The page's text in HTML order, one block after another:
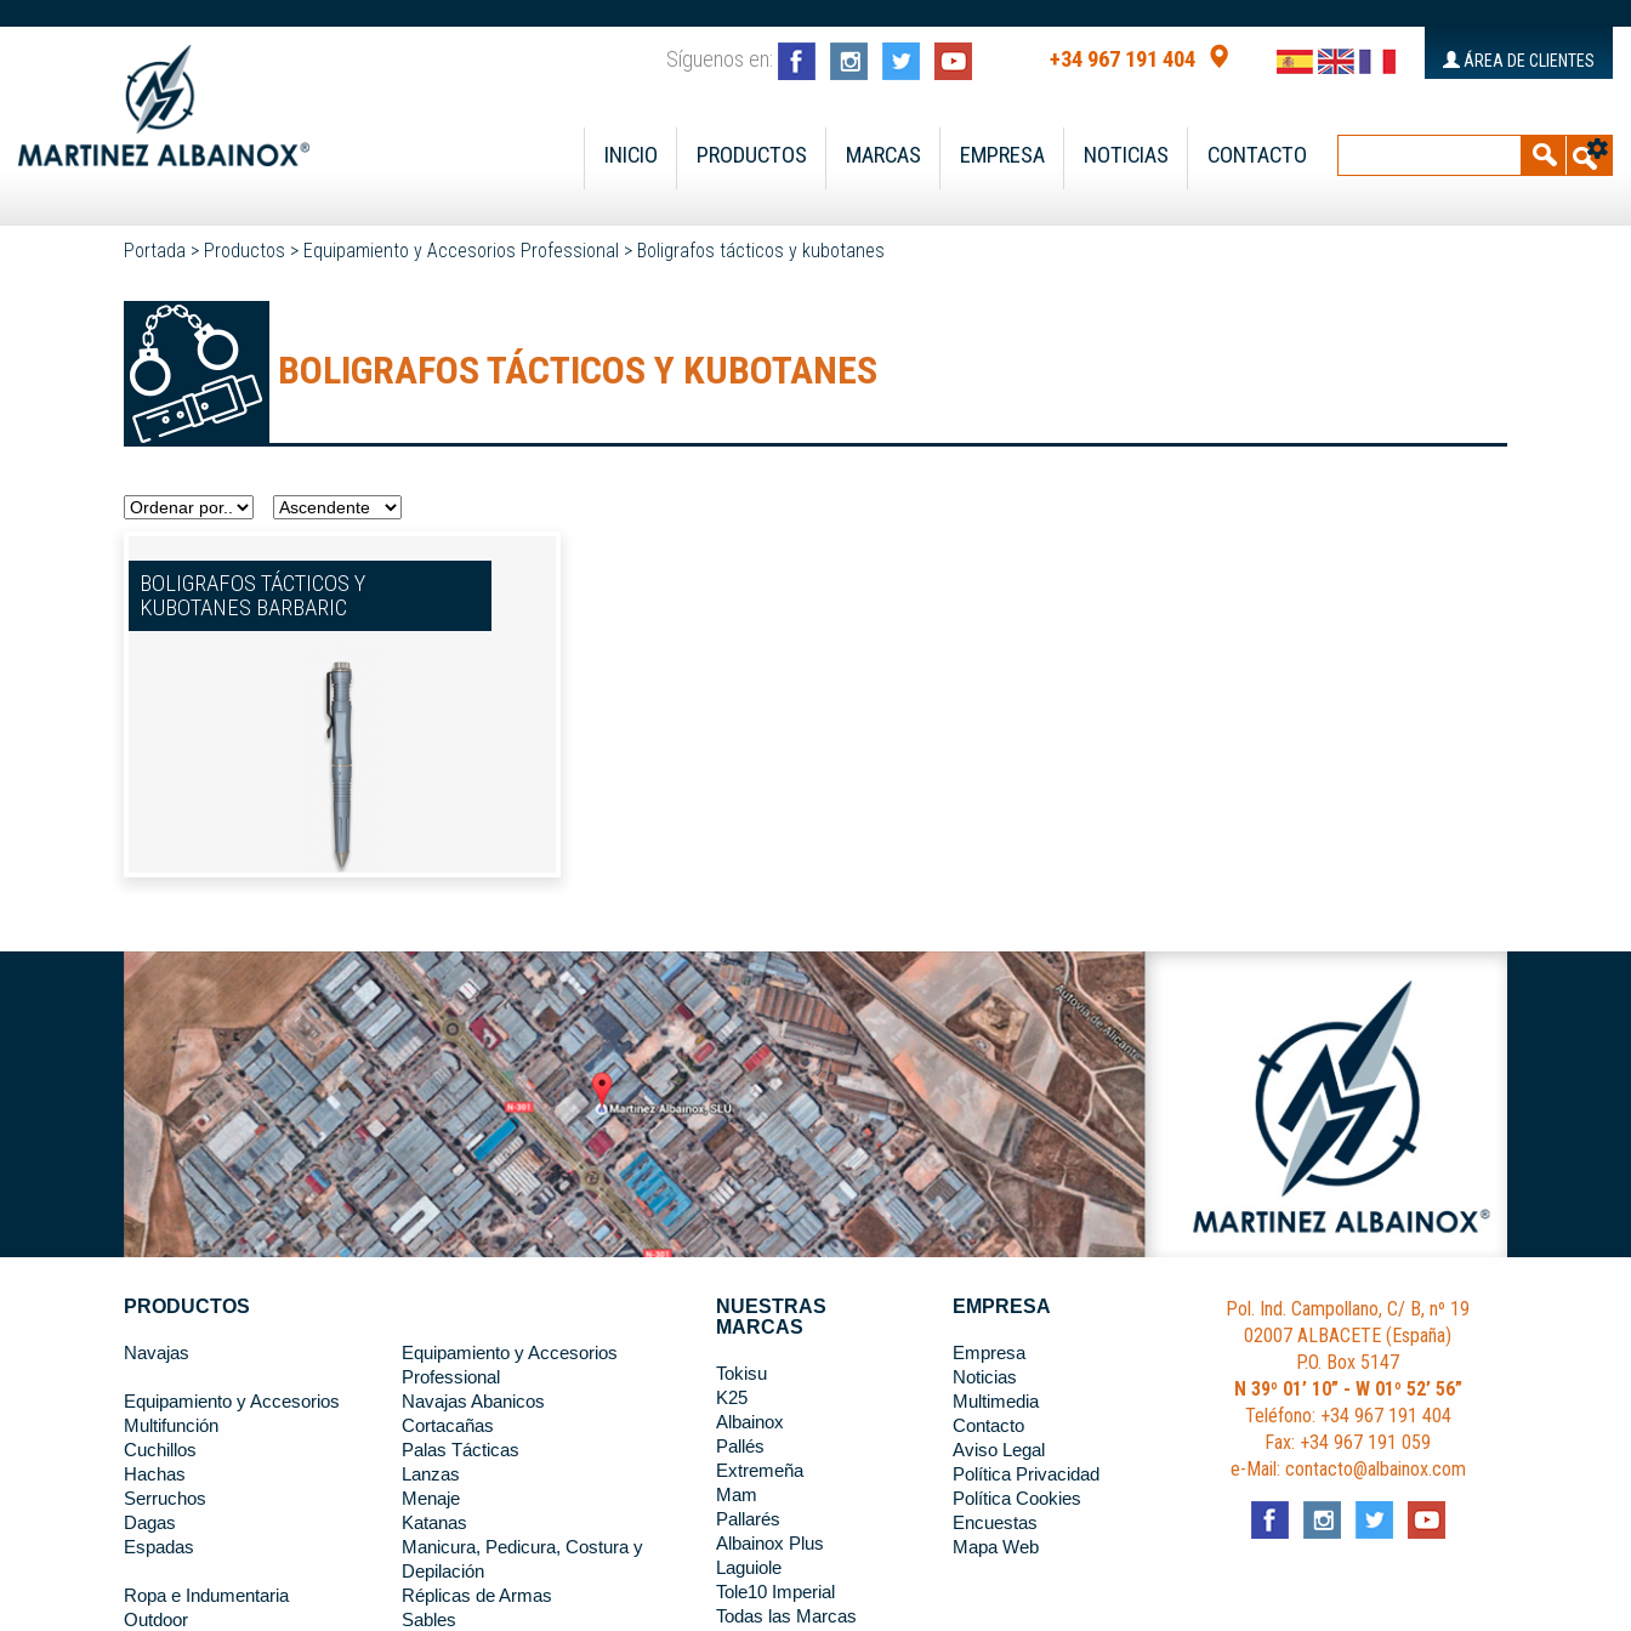
Síguenos en: +34 967 191 404 ÁREA DE CLIENTES
INICIO PRODUCTOS MARCAS EMPRESA NOTICIAS CONTACTO
Portada > Productos > Equipamiento y Accesorios Professional > Boligrafos tácticos y kubotanes
BOLIGRAFOS TÁCTICOS Y KUBOTANES
BOLIGRAFOS TÁCTICOS Y
KUBOTANES BARBARIC
PRODUCTOS
Navajas
Equipamiento y Accesorios
Professional
Equipamiento y Accesorios
Navajas Abanicos
Multifunción
Cortacañas
Cuchillos
Palas Tácticas
Hachas
Lanzas
Serruchos
Menaje
Dagas
Katanas
Espadas
Manicura, Pedicura, Costura y
Depilación
Ropa e Indumentaria
Réplicas de Armas
Outdoor
Sables
NUESTRAS
MARCAS
Tokisu
K25
Albainox
Pallés
Extremeña
Mam
Pallarés
Albainox Plus
Laguiole
Tole10 Imperial
Todas las Marcas
EMPRESA
Empresa
Noticias
Multimedia
Contacto
Aviso Legal
Política Privacidad
Política Cookies
Encuestas
Mapa Web
Pol. Ind. Campollano, C/ B, nº 19
02007 ALBACETE (España)
P.O. Box 5147
N 39º 01’ 10” - W 01º 52’ 56”
Teléfono: +34 967 191 404
Fax: +34 967 191 059
e-Mail: contacto@albainox.com